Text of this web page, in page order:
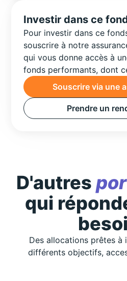
Investir dans ce
Pour investir dans ce
souscrire à notre
qui vous donne accès à
fonds performants, dont
Souscrire via une
Prendre un
D'autres
qui
Des allocations prêtes à
différents objectifs,